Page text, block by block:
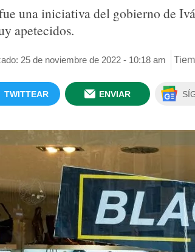
una iniciativa del gobierno de
apetecidos.
25 de noviembre de 2022 - 10:18 am
TWITTEAR ENVIAR